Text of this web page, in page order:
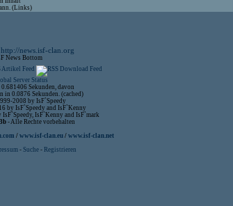
(Links)
http://news.isf-clan.org
Server Status
Sekunden, davon
in 0.0876 Sekunden. (cached)
2008 by IsF`Speedy
by IsF`Speedy and IsF`Kenny
IsF`Kenny and IsF`mark
- Alle Rechte vorbehalten
/ www.isf-clan.eu/ www.isf-clan.net
- Suche- Registrieren